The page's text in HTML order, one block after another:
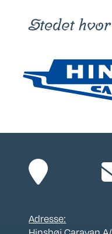
Adresse: